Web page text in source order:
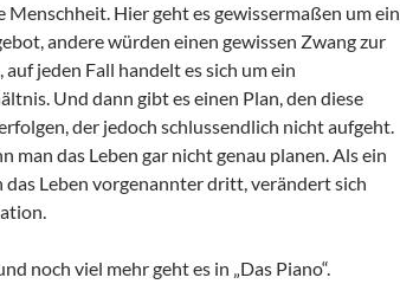
Menschheit. Hier geht es gewissermaßen um ein
andere würden einen gewissen Zwang zur
jeden Fall handelt es sich um ein
Und dann gibt es einen Plan, den diese
der jedoch schlussendlich nicht aufgeht.
man das Leben gar nicht genau planen. Als ein
Leben vorgenannter dritt, verändert sich
noch viel mehr geht es in „Das Piano“.